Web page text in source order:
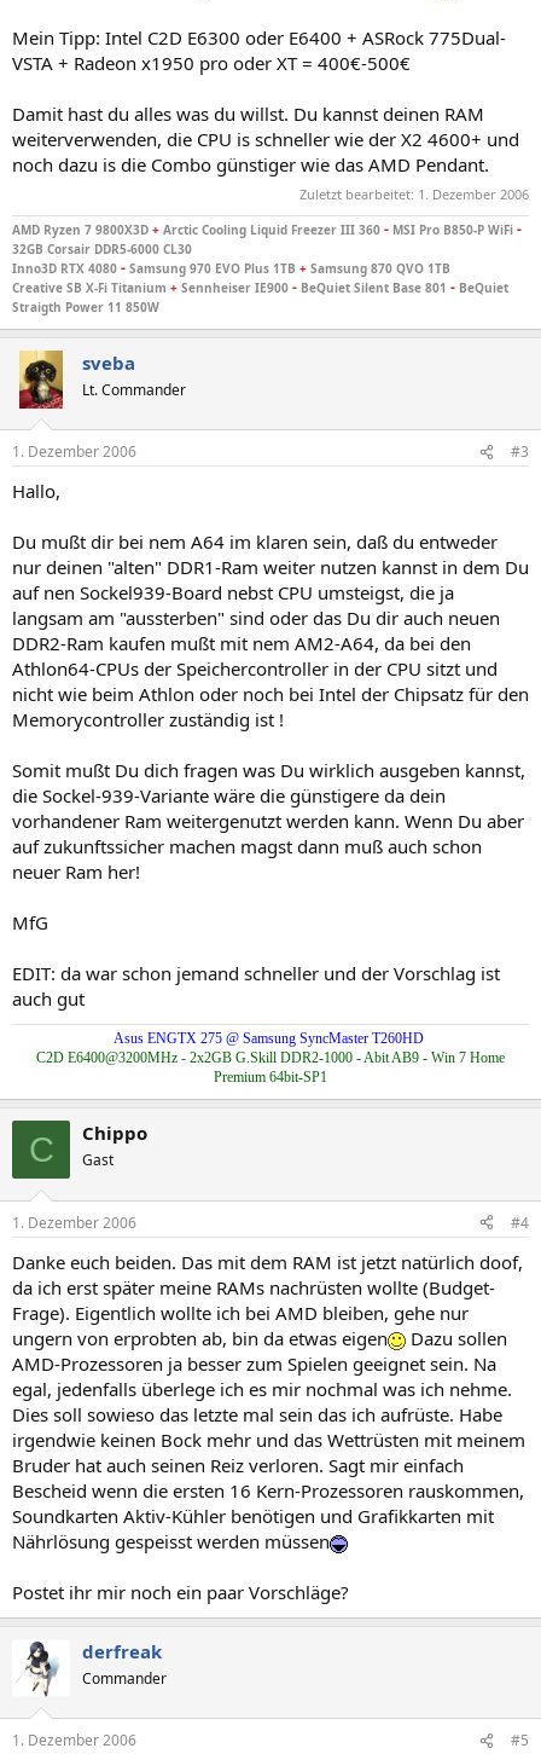
Mein Tipp: Intel C2D E6300 oder E6400 + ASRock 775Dual-
VSTA + Radeon x1950 pro oder XT = 400€-500€
Damit hast du alles was du willst. Du kannst deinen RAM
weiterverwenden, die CPU is schneller wie der X2 4600+ und
noch dazu is die Combo günstiger wie das AMD Pendant.
Zuletzt bearbeitet: 1. Dezember 2006
AMD Ryzen 7 9800X3D + Arctic Cooling Liquid Freezer III 360 - MSI Pro B850-P WiFi -
32GB Corsair DDR5-6000 CL30
Inno3D RTX 4080 - Samsung 970 EVO Plus 1TB + Samsung 870 QVO 1TB
Creative SB X-Fi Titanium + Sennheiser IE900 - BeQuiet Silent Base 801 - BeQuiet
Straigth Power 11 850W
sveba
Lt. Commander
1. Dezember 2006 #3
Hallo,
Du mußt dir bei nem A64 im klaren sein, daß du entweder
nur deinen "alten" DDR1-Ram weiter nutzen kannst in dem Du
auf nen Sockel939-Board nebst CPU umsteigst, die ja
langsam am "aussterben" sind oder das Du dir auch neuen
DDR2-Ram kaufen mußt mit nem AM2-A64, da bei den
Athlon64-CPUs der Speichercontroller in der CPU sitzt und
nicht wie beim Athlon oder noch bei Intel der Chipsatz für den
Memorycontroller zuständig ist !
Somit mußt Du dich fragen was Du wirklich ausgeben kannst,
die Sockel-939-Variante wäre die günstigere da dein
vorhandener Ram weitergenutzt werden kann. Wenn Du aber
auf zukunftssicher machen magst dann muß auch schon
neuer Ram her!
MfG
EDIT: da war schon jemand schneller und der Vorschlag ist
auch gut
Asus ENGTX 275 @ Samsung SyncMaster T260HD
C2D E6400@3200MHz - 2x2GB G.Skill DDR2-1000 - Abit AB9 - Win 7 Home
Premium 64bit-SP1
C Chippo
Gast
1. Dezember 2006 #4
Danke euch beiden. Das mit dem RAM ist jetzt natürlich doof,
da ich erst später meine RAMs nachrüsten wollte (Budget-
Frage). Eigentlich wollte ich bei AMD bleiben, gehe nur
ungern von erprobten ab, bin da etwas eigen
Dazu sollen
AMD-Prozessoren ja besser zum Spielen geeignet sein. Na
egal, jedenfalls überlege ich es mir nochmal was ich nehme.
Dies soll sowieso das letzte mal sein das ich aufrüste. Habe
irgendwie keinen Bock mehr und das Wettrüsten mit meinem
Bruder hat auch seinen Reiz verloren. Sagt mir einfach
Bescheid wenn die ersten 16 Kern-Prozessoren rauskommen,
Soundkarten Aktiv-Kühler benötigen und Grafikkarten mit
Nährlösung gespeisst werden müssen
Postet ihr mir noch ein paar Vorschläge?
derfreak
Commander
1. Dezember 2006 #5